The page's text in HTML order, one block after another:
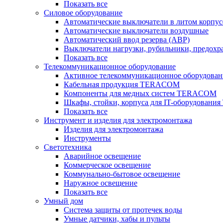
Показать все
Силовое оборудование
Автоматические выключатели в литом
Автоматические выключатели воздушные
Автоматический ввод резерва (АВР)
Выключатели нагрузки, рубильники,
Показать все
Телекоммуникационное оборудование
Активное телекоммуникационное
Кабельная продукция TERACOM
Компоненты для медных систем TERACOM
Шкафы, стойки, корпуса для IT-
Показать все
Инструмент и изделия для электромонтажа
Изделия для электромонтажа
Инструменты
Светотехника
Аварийное освещение
Коммерческое освещение
Коммунально-бытовое освещение
Наружное освещение
Показать все
Умный дом
Система защиты от протечек воды
Умные датчики, хабы и пульты